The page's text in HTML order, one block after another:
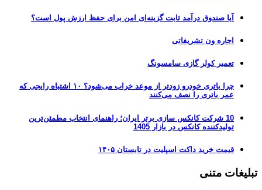
آیا صندوق درآمد ثابت گزینه‌ای امن برای حفظ ارزش پول است؟
اجاره ون تشریفاتی
تعمیر کولر گازی سامسونگ
چرا باتری خودرو زودتر از موعد خراب می‌شود؟ ۱۰ اشتباه رایجی که
عمر باتری را نصف می‌کنند
10 شرکت کانکس سازی برتر ایران؛ راهنمای انتخاب مطمئن‌ترین
تولیدکننده کانکس در بازار 1405
قیمت خرید داکت اسپلیت در تابستان ۱۴۰۵
تبلیغات متنی